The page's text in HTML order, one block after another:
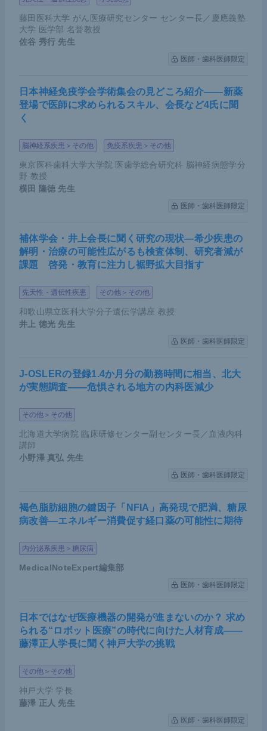
藤田医科大学 がん医療研究センター センター長／慶應義塾
大学 医学部 名誉教授
佐谷 秀行 先生
医師・歯科医師限定
日本神経免疫学会学術集会の見どころ紹介――新薬
登場で医師に求められるスキル、会長など4氏に聞
く
脳神経系疾患＞その他 免疫系疾患＞その他
東京医科歯科大学大学院 医歯学総合研究科 脳神経病態学分
野 教授
横田 隆徳 先生
医師・歯科医師限定
補体学会・井上会長に聞く研究の現状―希少疾患の
解明・治療の可能性広がるも検査体制、研究者減が
課題 啓発・教育に注力し裾野拡大目指す
先天性・遺伝性疾患 その他＞その他
和歌山県立医科大学分子遺伝学講座 教授
井上 徳光 先生
医師・歯科医師限定
J-OSLERの登録1.4か月分の勤務時間に相当、北大
が実態調査――危惧される地方の内科医減少
その他＞その他
北海道大学病院 臨床研修センター副センター長／血液内科
講師
小野澤 真弘 先生
医師・歯科医師限定
褐色脂肪細胞の鍵因子「NFIA」高発現で肥満、糖尿
病改善―エネルギー消費促す経口薬の可能性に期待
内分泌系疾患＞糖尿病
MedicalNoteExpert編集部
医師・歯科医師限定
日本ではなぜ医療機器の開発が進まないのか？ 求め
られる“ロボット医療”の時代に向けた人材育成――
藤澤正人学長に聞く神戸大学の挑戦
その他＞その他
神戸大学 学長
藤澤 正人 先生
医師・歯科医師限定